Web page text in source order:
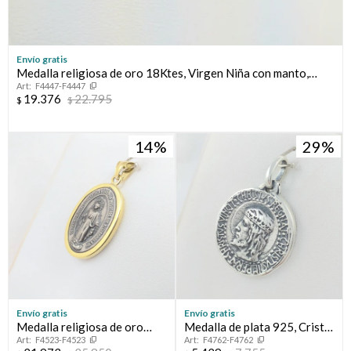
Envío gratis
Medalla religiosa de oro 18Ktes, Virgen Niña con manto,
diámetro 10mm.
F4447-F4447
$ 19.376 $22.795
14
Envío gratis
Medalla religiosa de oro
18Ktes y plata 925, Virgen
F4523-F4523
29
Envío gratis
Medalla de plata 925, Cristo
Antiguo grueso.
F4762-F4762